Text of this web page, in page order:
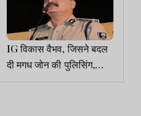
IG विकास वैभव, जिसने बदल
दी मगध जोन की पुलिसिंग,
लोगों के चेहरे पर दिखता है